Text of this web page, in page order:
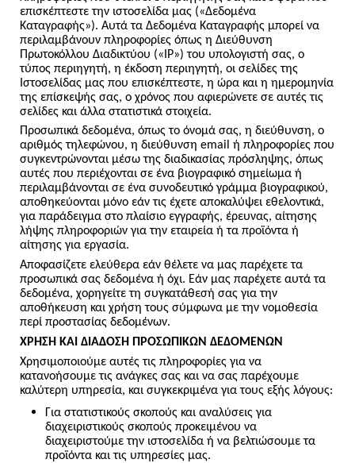
επισκέπτεστε την ιστοσελίδα μας («Δεδομένα
Καταγραφής»). Αυτά τα Δεδομένα Καταγραφής μπορεί να
περιλαμβάνουν πληροφορίες όπως η Διεύθυνση
Πρωτοκόλλου Διαδικτύου («IP») του υπολογιστή σας, ο
τύπος περιηγητή, η έκδοση περιηγητή, οι σελίδες της
Ιστοσελίδας μας που επισκέπτεστε, η ώρα και η ημερομηνία
της επίσκεψής σας, ο χρόνος που αφιερώνετε σε αυτές τις
σελίδες και άλλα στατιστικά στοιχεία.
Προσωπικά δεδομένα, όπως το όνομά σας, η διεύθυνση, ο
αριθμός τηλεφώνου, η διεύθυνση email ή πληροφορίες που
συγκεντρώνονται μέσω της διαδικασίας πρόσληψης, όπως
αυτές που περιέχονται σε ένα βιογραφικό σημείωμα ή
περιλαμβάνονται σε ένα συνοδευτικό γράμμα βιογραφικού,
αποθηκεύονται μόνο εάν τις έχετε αποκαλύψει εθελοντικά,
για παράδειγμα στο πλαίσιο εγγραφής, έρευνας, αίτησης
λήψης πληροφοριών για την εταιρεία ή τα προϊόντα ή
αίτησης για εργασία.
Αποφασίζετε ελεύθερα εάν θέλετε να μας παρέχετε τα
προσωπικά σας δεδομένα ή όχι. Εάν μας παρέχετε αυτά τα
δεδομένα, χορηγείτε τη συγκατάθεσή σας για την
αποθήκευση και χρήση τους σύμφωνα με την νομοθεσία
περί προστασίας δεδομένων.
ΧΡΗΣΗ ΚΑΙ ΔΙΑΔΟΣΗ ΠΡΟΣΩΠΙΚΩΝ ΔΕΔΟΜΕΝΩΝ
Χρησιμοποιούμε αυτές τις πληροφορίες για να
κατανοήσουμε τις ανάγκες σας και να σας παρέχουμε
καλύτερη υπηρεσία, και συγκεκριμένα για τους εξής λόγους:
Για στατιστικούς σκοπούς και αναλύσεις για
διαχειριστικούς σκοπούς προκειμένου να
διαχειριστούμε την ιστοσελίδα ή να βελτιώσουμε τα
προϊόντα και τις υπηρεσίες μας.